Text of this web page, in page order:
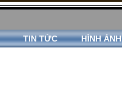
TIN TỨC HÌNH ẢNH